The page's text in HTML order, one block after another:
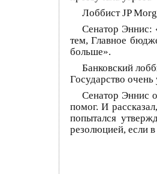
Лоббист JP
Сенатор Эннис:
тем, Главное
больше».
Банковский
Государство
Сенатор Эннис
помог. И
попытался
резолюцией, если